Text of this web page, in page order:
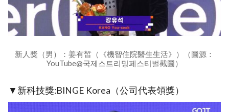
新人獎（男）：姜有皙（《機智住院醫生生活》）（圖源：
YouTube@국제스트리밍페스티벌截圖）
▼新科技獎:BINGE Korea（公司代表領獎）